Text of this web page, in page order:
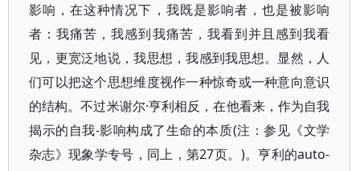
影响，在这种情况下，我既是影响者，也是被影响
者：我痛苦，我感到我痛苦，我看到并且感到我看
见，更宽泛地说，我思想，我感到我思想。显然，人
们可以把这个思想维度视作一种惊奇或一种意向意识
的结构。不过米谢尔·亨利相反，在他看来，作为自我
揭示的自我-影响构成了生命的本质(注：参见《文学
杂志》现象学专号，同上，第27页。)。亨利的auto-